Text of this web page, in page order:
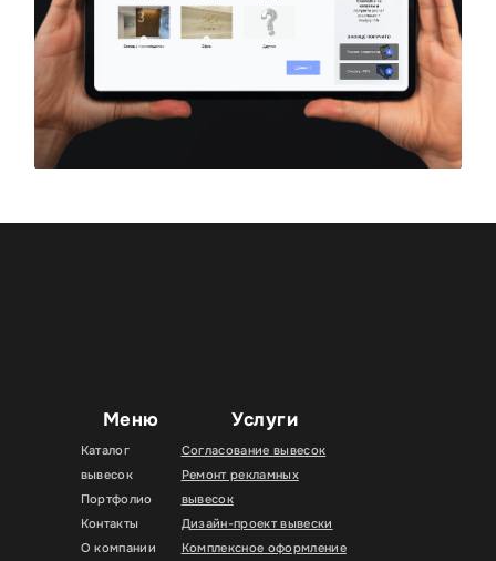
Меню
Каталог
вывесок
Портфолио
Контакты
О компании
Услуги
Согласование вывесок
Ремонт рекламных
вывесок
Дизайн-проект вывески
Комплексное оформление